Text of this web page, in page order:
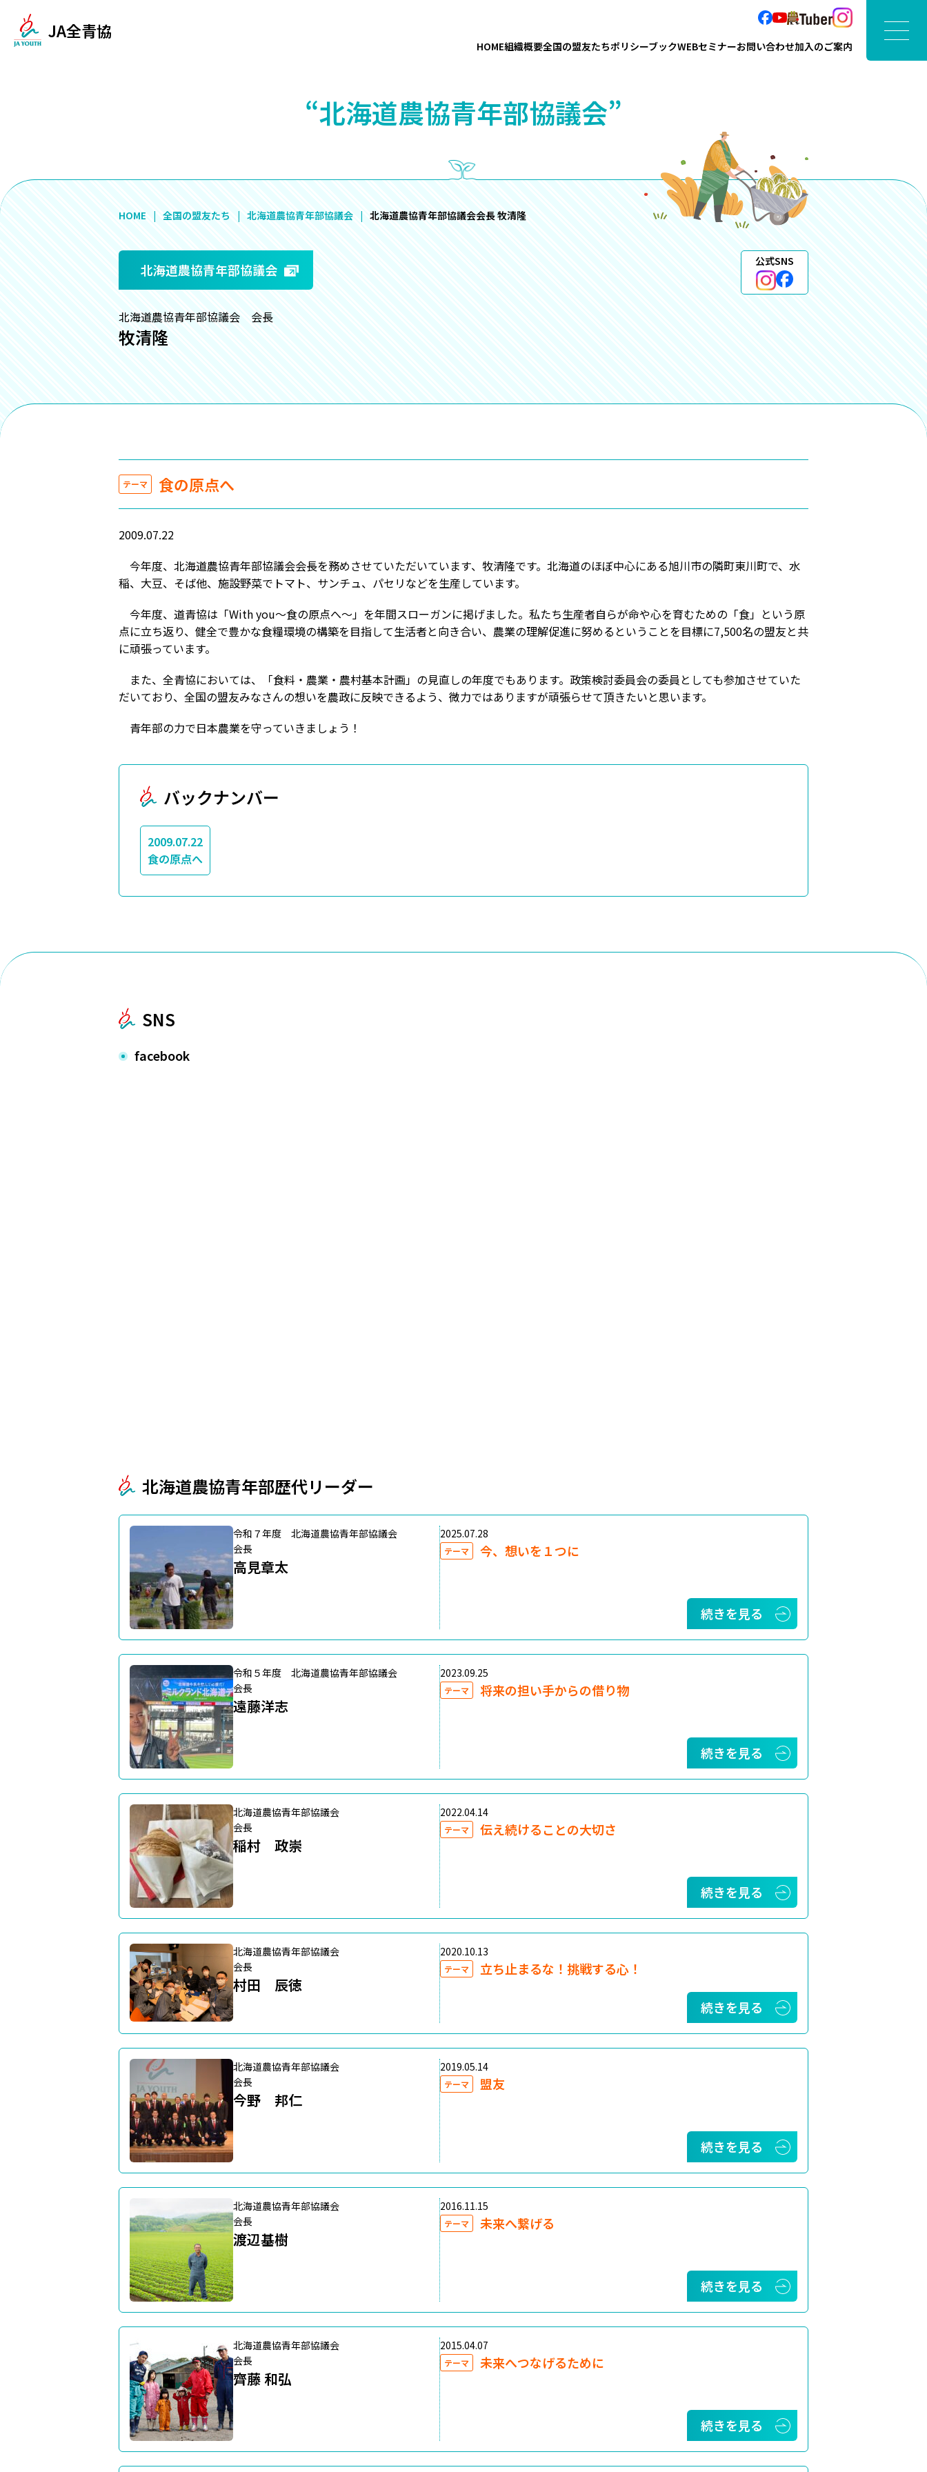
JA全青協
HOME組織概要全国の盟友たちポリシーブックWEBセミナーお問い合わせ加入のご案内
“北海道農協青年部協議会”
HOME 全国の盟友たち 北海道農協青年部協議会 北海道農協青年部協議会会長 牧清隆
北海道農協青年部協議会 公式SNS
北海道農協青年部協議会 会長
牧清隆
テーマ 食の原点へ
2009.07.22
今年度、北海道農協青年部協議会会長を務めさせていただいています、牧清隆です。北海道のほぼ中心にある旭川市の隣町東川町で、水
稲、大豆、そば他、施設野菜でトマト、サンチュ、パセリなどを生産しています。
今年度、道青協は「With you～食の原点へ～」を年間スローガンに掲げました。私たち生産者自らが命や心を育むための「食」という原
点に立ち返り、健全で豊かな食糧環境の構築を目指して生活者と向き合い、農業の理解促進に努めるということを目標に7,500名の盟友と共
に頑張っています。
また、全青協においては、「食料・農業・農村基本計画」の見直しの年度でもあります。政策検討委員会の委員としても参加させていた
だいており、全国の盟友みなさんの想いを農政に反映できるよう、微力ではありますが頑張らせて頂きたいと思います。
青年部の力で日本農業を守っていきましょう！
バックナンバー
2009.07.22
食の原点へ
SNS
facebook
北海道農協青年部歴代リーダー
令和７年度 北海道農協青年部協議会
会長
高見章太
2025.07.28
テーマ 今、想いを１つに
続きを見る
令和５年度 北海道農協青年部協議会
会長
遠藤洋志
2023.09.25
テーマ 将来の担い手からの借り物
続きを見る
北海道農協青年部協議会
会長
稲村 政崇
2022.04.14
テーマ 伝え続けることの大切さ
続きを見る
北海道農協青年部協議会
会長
村田 辰徳
2020.10.13
テーマ 立ち止まるな！挑戦する心！
続きを見る
北海道農協青年部協議会
会長
今野 邦仁
2019.05.14
テーマ 盟友
続きを見る
北海道農協青年部協議会
会長
渡辺基樹
2016.11.15
テーマ 未来へ繋げる
続きを見る
北海道農協青年部協議会
会長
齊藤 和弘
2015.04.07
テーマ 未来へつなげるために
続きを見る